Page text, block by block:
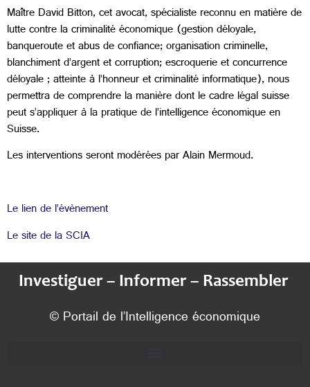
Maître David Bitton, cet avocat, spécialiste reconnu en matière de
lutte contre la criminalité économique (gestion déloyale,
banqueroute et abus de confiance; organisation criminelle,
blanchiment d’argent et corruption; escroquerie et concurrence
déloyale ; atteinte à l’honneur et criminalité informatique), nous
permettra de comprendre la manière dont le cadre légal suisse
peut s’appliquer à la pratique de l’intelligence économique en
Suisse.
Les interventions seront modérées par Alain Mermoud.
Le lien de l’évènement
Le site de la SCIA
Investiguer – Informer – Rassembler
© Portail de l’Intelligence économique